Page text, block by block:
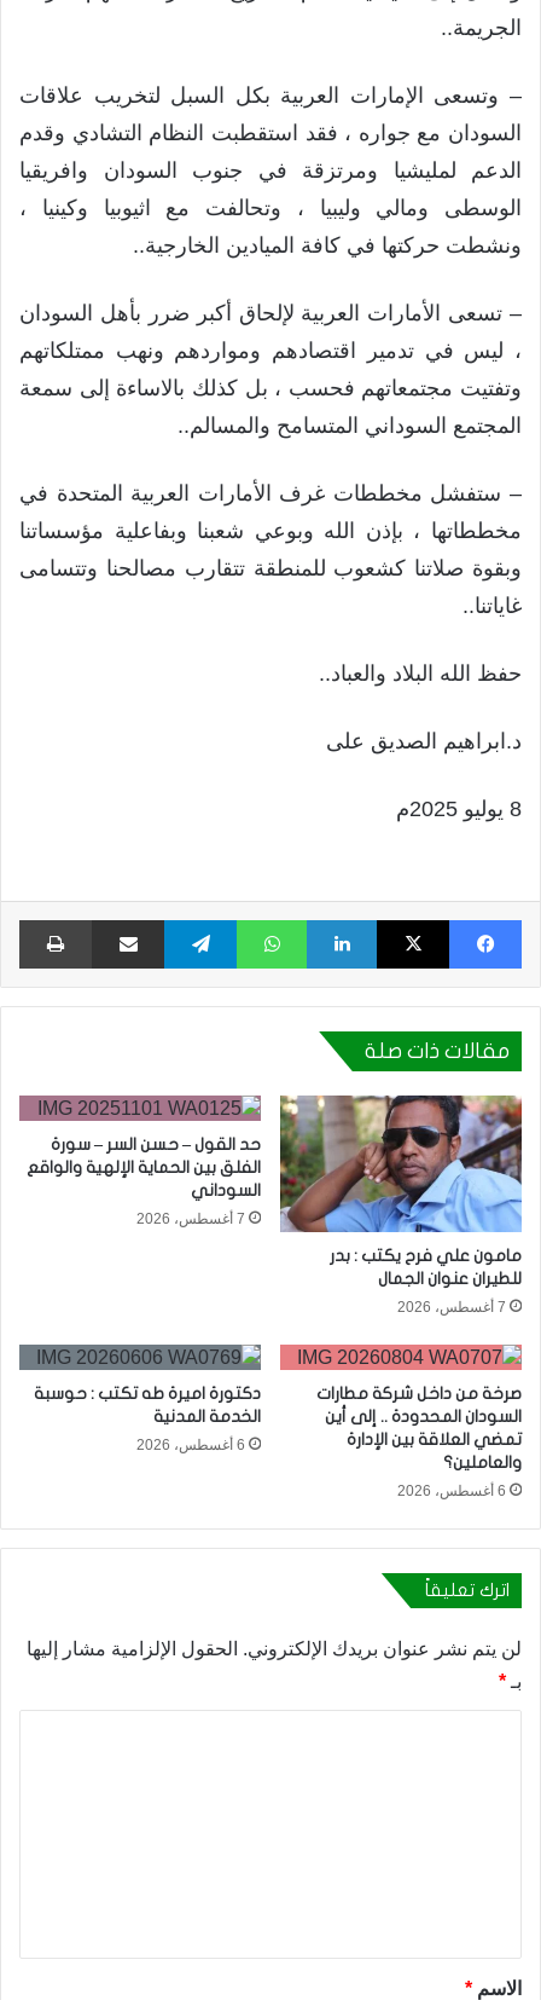
الجريمة..
– وتسعى الإمارات العربية بكل السبل لتخريب علاقات
السودان مع جواره ، فقد استقطبت النظام التشادي وقدم
الدعم لمليشيا ومرتزقة في جنوب السودان وافريقيا
الوسطى ومالي وليبيا ، وتحالفت مع اثيوبيا وكينيا ،
ونشطت حركتها في كافة الميادين الخارجية..
– تسعى الأمارات العربية لإلحاق أكبر ضرر بأهل السودان
، ليس في تدمير اقتصادهم ومواردهم ونهب ممتلكاتهم
وتفتيت مجتمعاتهم فحسب ، بل كذلك بالاساءة إلى سمعة
المجتمع السوداني المتسامح والمسالم..
– ستفشل مخططات غرف الأمارات العربية المتحدة في
مخططاتها ، بإذن الله وبوعي شعبنا وبفاعلية مؤسساتنا
وبقوة صلاتنا كشعوب للمنطقة تتقارب مصالحنا وتتسامى
غاياتنا..
حفظ الله البلاد والعباد..
د.ابراهيم الصديق على
8 يوليو 2025م
فيسبوك X لينكدإن واتساب تيلقرام مشاركة عبر البريد
مقالات ذات صلة
مامون علي فرح يكتب : بدر
للطيران عنوان الجمال
7 أغسطس، 2026
حد القول – حسن السر – سورة
الفلق بين الحماية الإلهية والواقع
السوداني
7 أغسطس، 2026
صرخة من داخل شركة مطارات
السودان المحدودة .. إلى أين
تمضي العلاقة بين الإدارة
والعاملين؟
6 أغسطس، 2026
دكتورة اميرة طه تكتب : حوسبة
الخدمة المدنية
6 أغسطس، 2026
اترك تعليقاً
لن يتم نشر عنوان بريدك الإلكتروني. الحقول الإلزامية مشار إليها
بـ *
*الاسم *